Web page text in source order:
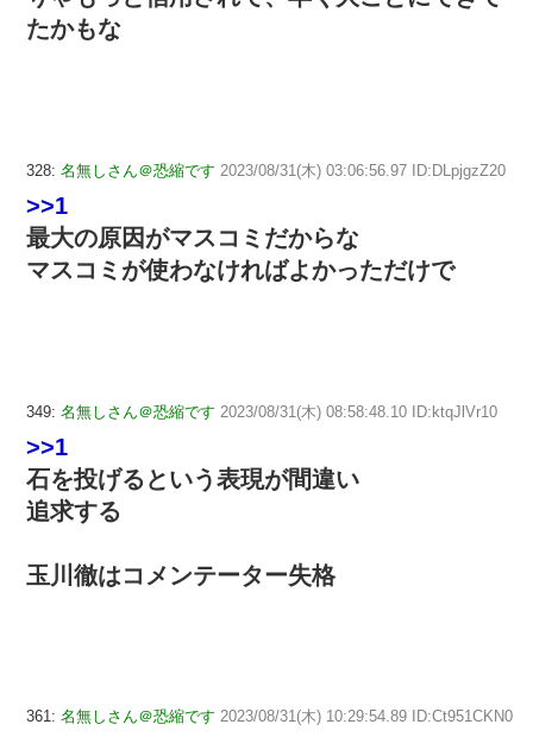
たかもな
328: 名無しさん＠恐縮です 2023/08/31(木) 03:06:56.97 ID:DLpjgzZ20
>>1
最大の原因がマスコミだからな
マスコミが使わなければよかっただけで
349: 名無しさん＠恐縮です 2023/08/31(木) 08:58:48.10 ID:ktqJlVr10
>>1
石を投げるという表現が間違い
追求する
玉川徹はコメンテーター失格
361: 名無しさん＠恐縮です 2023/08/31(木) 10:29:54.89 ID:Ct951CKN0